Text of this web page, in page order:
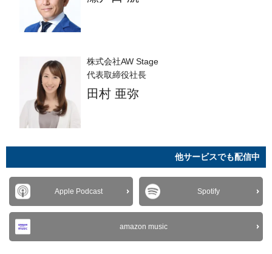
株式会社AW Stage
代表取締役社長
田村 亜弥
他サービスでも配信中
Apple Podcast Spotify
amazon music